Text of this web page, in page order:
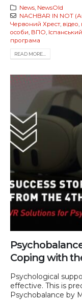
News, NewsOld
NACHBAR IN NOT
Червоний Хрест, відео,
особи, ВПО,
програма
READ MORE...
Coping with
Psychological
effective. This is
Psychobalance by